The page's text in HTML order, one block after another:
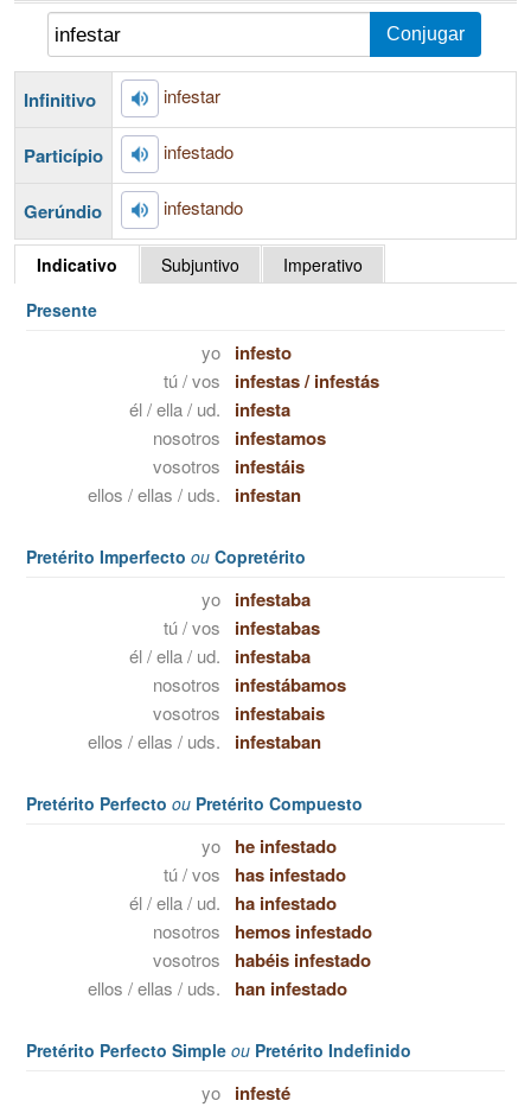
Infinitivo infestar
Particípio infestado
Gerúndio infestando
Indicativo Subjuntivo
Imperativo
Presente
yo infesto
tú / vos infestas/infestás
él / ella / ud. infesta
nosotros infestamos
vosotros infestáis
ellos / ellas / uds. infestan
Pretérito Imperfecto ou Copretérito
yo infestaba
tú / vos infestabas
él / ella / ud. infestaba
nosotros infestábamos
vosotros infestabais
ellos / ellas / uds. infestaban
Pretérito Perfecto ou Pretérito Compuesto
yo he infestado
tú / vos has infestado
él / ella / ud. ha infestado
nosotros hemos infestado
vosotros habéis infestado
ellos / ellas / uds. han infestado
Pretérito Perfecto Simple ou Pretérito Indefinido
yo infesté